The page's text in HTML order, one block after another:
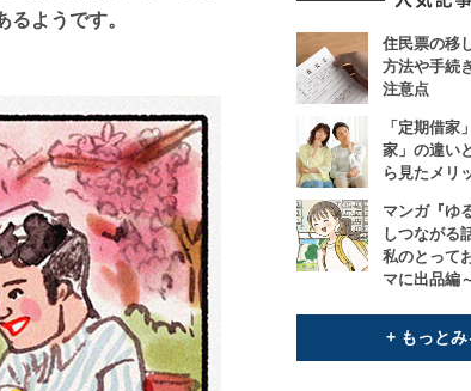
ようです。
住民票の移
方法や手続
注意点
「定期借家
家」の違い
ら見たメリ
マンガ『ゆ
しつながる
私のとって
マに出品編
+ もっとみ